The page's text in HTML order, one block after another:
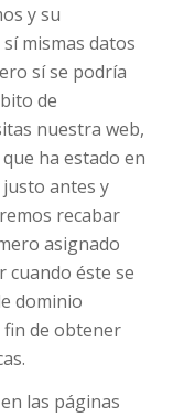
y su
mismas datos
sí se podría
de
nuestra web,
ha estado en
antes y
recabar
asignado
cuando éste se
dominio
de obtener
las páginas